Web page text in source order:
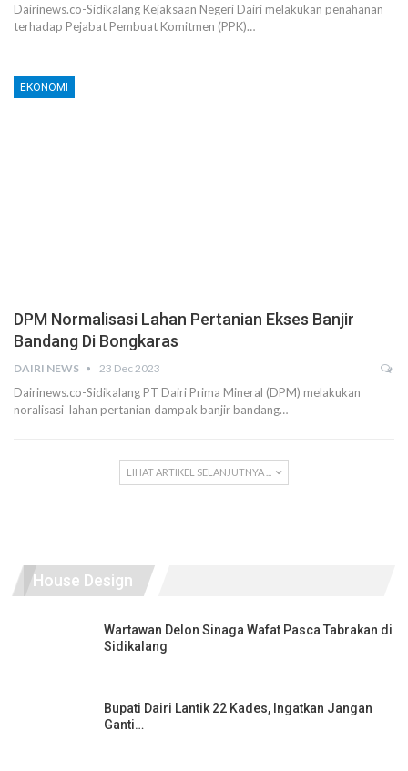
Dairinews.co-Sidikalang Kejaksaan Negeri Dairi melakukan penahanan
terhadap Pejabat Pembuat Komitmen (PPK)…
EKONOMI
DPM Normalisasi Lahan Pertanian Ekses Banjir
Bandang Di Bongkaras
DAIRI NEWS 23 Dec 2023
Dairinews.co-Sidikalang PT Dairi Prima Mineral (DPM) melakukan
noralisasi lahan pertanian dampak banjir bandang…
LIHAT ARTIKEL SELANJUTNYA ...
House Design
Wartawan Delon Sinaga Wafat Pasca Tabrakan di
Sidikalang
Bupati Dairi Lantik 22 Kades, Ingatkan Jangan
Ganti…